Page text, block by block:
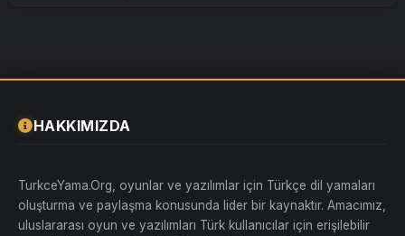
HAKKIMIZDA
TurkceYama.Org, oyunlar ve yazılımlar için Türkçe dil yamaları
oluşturma ve paylaşma konusunda lider bir kaynaktır. Amacımız,
uluslararası oyun ve yazılımları Türk kullanıcılar için erişilebilir